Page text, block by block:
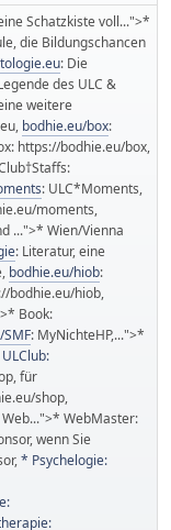
Schatzkiste voll...">*
die Bildungschancen
: Die
des ULC &
weitere
bodhie.eu/box:
https://bodhie.eu/box
: ULC*Moments,
moments
...">* Wien/Vienna
: Literatur, eine
bodhie.eu/hiob:
bodhie.eu/hiob
Book:
: MyNichteHP,...">*
für
shop
WebMaster:
wenn Sie
* Psychelogie: